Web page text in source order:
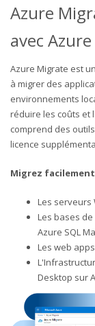
Azure
avec Azure
Azure Migrate est
à migrer des
environnements
réduire les coûts et
comprend des
licence
Migrez
Les serveurs
Les bases de
Azure SQL
Les web
Desktop sur